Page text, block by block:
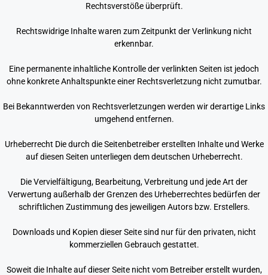
Rechtsverstöße überprüft.
Rechtswidrige Inhalte waren zum Zeitpunkt der Verlinkung nicht
erkennbar.
Eine permanente inhaltliche Kontrolle der verlinkten Seiten ist jedoch
ohne konkrete Anhaltspunkte einer Rechtsverletzung nicht zumutbar.
Bei Bekanntwerden von Rechtsverletzungen werden wir derartige Links
umgehend entfernen.
Urheberrecht Die durch die Seitenbetreiber erstellten Inhalte und Werke
auf diesen Seiten unterliegen dem deutschen Urheberrecht.
Die Vervielfältigung, Bearbeitung, Verbreitung und jede Art der
Verwertung außerhalb der Grenzen des Urheberrechtes bedürfen der
schriftlichen Zustimmung des jeweiligen Autors bzw. Erstellers.
Downloads und Kopien dieser Seite sind nur für den privaten, nicht
kommerziellen Gebrauch gestattet.
Soweit die Inhalte auf dieser Seite nicht vom Betreiber erstellt wurden,